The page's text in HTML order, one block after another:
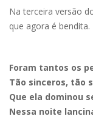
Na terceira versão
que agora é bendita.
Foram tantos os
Tão sinceros, tão
Que ela dominou
Nessa noite